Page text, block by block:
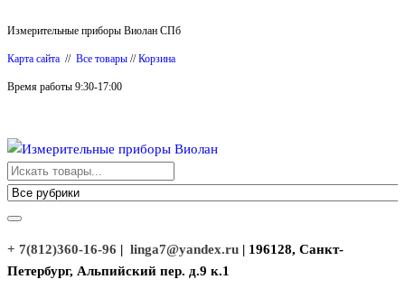
к
содержимому
Измерительные приборы Виолан СПб
Карта сайта // Все товары //Корзина
Время работы 9:30-17:00
Измерительные приборы Виолан
+ 7(812)360-16-96 | linga7@yandex.ru | 196128, Санкт-
Петербург, Альпийский пер. д.9 к.1